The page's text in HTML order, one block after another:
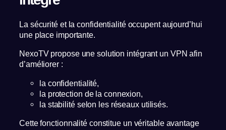
La sécurité et la confidentialité occupent aujourd’hui
une place importante.
NexoTV propose une solution intégrant un VPN afin
d’améliorer :
la confidentialité,
la protection de la connexion,
la stabilité selon les réseaux utilisés.
Cette fonctionnalité constitue un véritable avantage